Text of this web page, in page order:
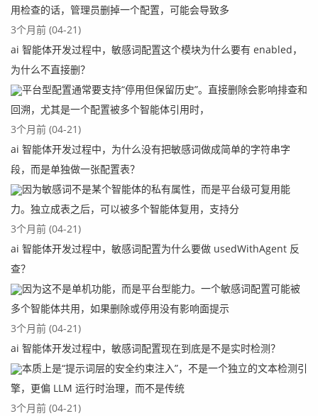
用检查的话，管理员删掉一个配置，可能会导致多
3个月前 (04-21)
ai 智能体开发过程中，敏感词配置这个模块为什么要有 enabled，
为什么不直接删？
平台型配置通常要支持“停用但保留历史”。直接删除会影响排查和
回溯，尤其是一个配置被多个智能体引用时，
3个月前 (04-21)
ai 智能体开发过程中，为什么没有把敏感词做成简单的字符串字
段，而是单独做一张配置表？
因为敏感词不是某个智能体的私有属性，而是平台级可复用能
力。独立成表之后，可以被多个智能体复用，支持分
3个月前 (04-21)
ai 智能体开发过程中，敏感词配置为什么要做 usedWithAgent 反
查？
因为这不是单机功能，而是平台型能力。一个敏感词配置可能被
多个智能体共用，如果删除或停用没有影响面提示
3个月前 (04-21)
ai 智能体开发过程中，敏感词配置现在到底是不是实时检测？
本质上是“提示词层的安全约束注入”，不是一个独立的文本检测引
擎，更偏 LLM 运行时治理，而不是传统
3个月前 (04-21)